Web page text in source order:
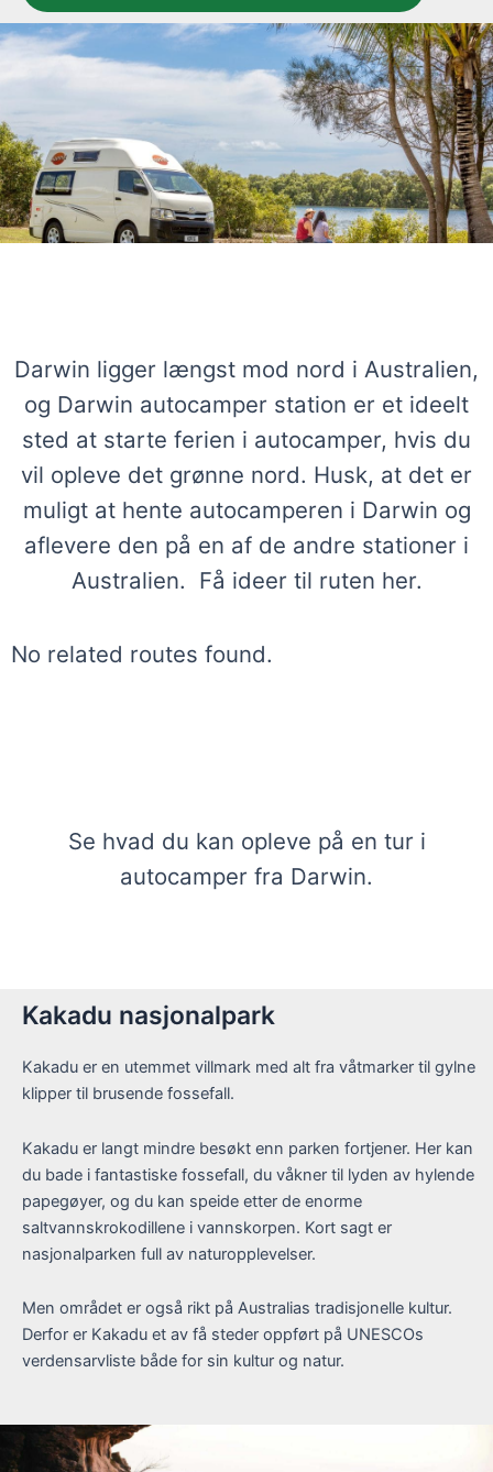
Darwin ligger længst mod nord i Australien,
og Darwin autocamper station er et ideelt
sted at starte ferien i autocamper, hvis du
vil opleve det grønne nord. Husk, at det er
muligt at hente autocamperen i Darwin og
aflevere den på en af de andre stationer i
Australien. Få ideer til ruten her.
No related routes found.
Se hvad du kan opleve på en tur i
autocamper fra Darwin.
Kakadu nasjonalpark
Kakadu er en utemmet villmark med alt fra våtmarker til gylne
klipper til brusende fossefall.
Kakadu er langt mindre besøkt enn parken fortjener. Her kan
du bade i fantastiske fossefall, du våkner til lyden av hylende
papegøyer, og du kan speide etter de enorme
saltvannskrokodillene i vannskorpen. Kort sagt er
nasjonalparken full av naturopplevelser.
Men området er også rikt på Australias tradisjonelle kultur.
Derfor er Kakadu et av få steder oppført på UNESCOs
verdensarvliste både for sin kultur og natur.